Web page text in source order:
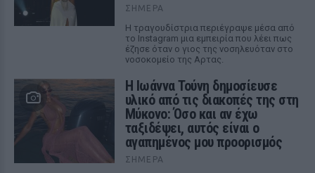
ΣΉΜΕΡΑ
Η τραγουδίστρια περιέγραψε μέσα από
το Instagram μια εμπειρία που λέει πως
έζησε όταν ο γιος της νοσηλευόταν στο
νοσοκομείο της Αρτας.
Η Ιωάννα Τούνη δημοσίευσε
υλικό από τις διακοπές της στη
Μύκονο: Όσο και αν έχω
ταξιδέψει, αυτός είναι ο
αγαπημένος μου προορισμός
ΣΉΜΕΡΑ